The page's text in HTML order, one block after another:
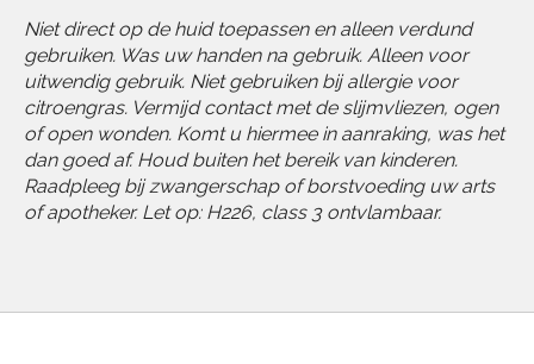
Niet direct op de huid toepassen en alleen verdund
gebruiken. Was uw handen na gebruik. Alleen voor
uitwendig gebruik. Niet gebruiken bij allergie voor
citroengras. Vermijd contact met de slijmvliezen, ogen
of open wonden. Komt u hiermee in aanraking, was het
dan goed af. Houd buiten het bereik van kinderen.
Raadpleeg bij zwangerschap of borstvoeding uw arts
of apotheker. Let op: H226, class 3 ontvlambaar.